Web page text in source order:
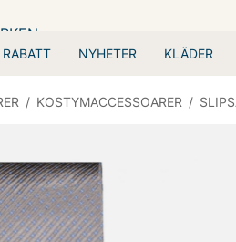
NYHETER KLÄDER
/ KOSTYMACCESSOARER /